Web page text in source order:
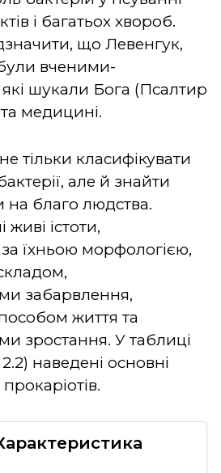
і багатьох хвороб.
що Левенгук,
вченими-
які шукали Бога (Псалтир
та медицині.
тільки класифікувати
але й знайти
на благо людства.
живі істоти,
їхньою морфологією,
забарвлення,
життя та
зростання. У таблиці
наведені основні